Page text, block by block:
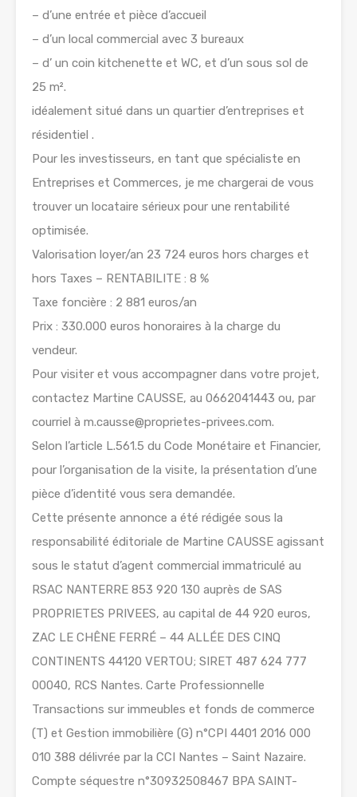
– d’une entrée et pièce d’accueil
– d’un local commercial avec 3 bureaux
– d’ un coin kitchenette et WC, et d’un sous sol de
25 m².
idéalement situé dans un quartier d’entreprises et
résidentiel .
Pour les investisseurs, en tant que spécialiste en
Entreprises et Commerces, je me chargerai de vous
trouver un locataire sérieux pour une rentabilité
optimisée.
Valorisation loyer/an 23 724 euros hors charges et
hors Taxes – RENTABILITE : 8 %
Taxe foncière : 2 881 euros/an
Prix : 330.000 euros honoraires à la charge du
vendeur.
Pour visiter et vous accompagner dans votre projet,
contactez Martine CAUSSE, au 0662041443 ou, par
courriel à m.causse@proprietes-privees.com.
Selon l’article L.561.5 du Code Monétaire et Financier,
pour l’organisation de la visite, la présentation d’une
pièce d’identité vous sera demandée.
Cette présente annonce a été rédigée sous la
responsabilité éditoriale de Martine CAUSSE agissant
sous le statut d’agent commercial immatriculé au
RSAC NANTERRE 853 920 130 auprès de SAS
PROPRIETES PRIVEES, au capital de 44 920 euros,
ZAC LE CHÊNE FERRÉ – 44 ALLÉE DES CINQ
CONTINENTS 44120 VERTOU; SIRET 487 624 777
00040, RCS Nantes. Carte Professionnelle
Transactions sur immeubles et fonds de commerce
(T) et Gestion immobilière (G) n°CPI 4401 2016 000
010 388 délivrée par la CCI Nantes – Saint Nazaire.
Compte séquestre n°30932508467 BPA SAINT-